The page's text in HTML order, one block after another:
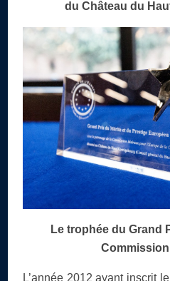
du Château du
Le trophée du Grand
L’année 2012 ayant inscrit